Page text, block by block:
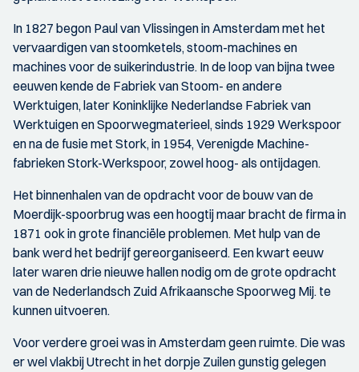
In 1827 begon Paul van Vlissingen in Amsterdam met het
vervaardigen van stoomketels, stoom-machines en
machines voor de suikerindustrie. In de loop van bijna twee
eeuwen kende de Fabriek van Stoom- en andere
Werktuigen, later Koninklijke Nederlandse Fabriek van
Werktuigen en Spoorwegmaterieel, sinds 1929 Werkspoor
en na de fusie met Stork, in 1954, Verenigde Machine-
fabrieken Stork-Werkspoor, zowel hoog- als ontijdagen.
Het binnenhalen van de opdracht voor de bouw van de
Moerdijk-spoorbrug was een hoogtij maar bracht de firma in
1871 ook in grote financiële problemen. Met hulp van de
bank werd het bedrijf gereorganiseerd. Een kwart eeuw
later waren drie nieuwe hallen nodig om de grote opdracht
van de Nederlandsch Zuid Afrikaansche Spoorweg Mij. te
kunnen uitvoeren.
Voor verdere groei was in Amsterdam geen ruimte. Die was
er wel vlakbij Utrecht in het dorpje Zuilen gunstig gelegen